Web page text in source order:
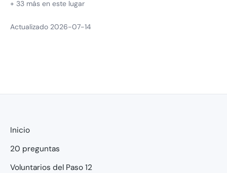
+ 33 más en este lugar
Actualizado 2026-07-14
Inicio
20 preguntas
Voluntarios del Paso 12